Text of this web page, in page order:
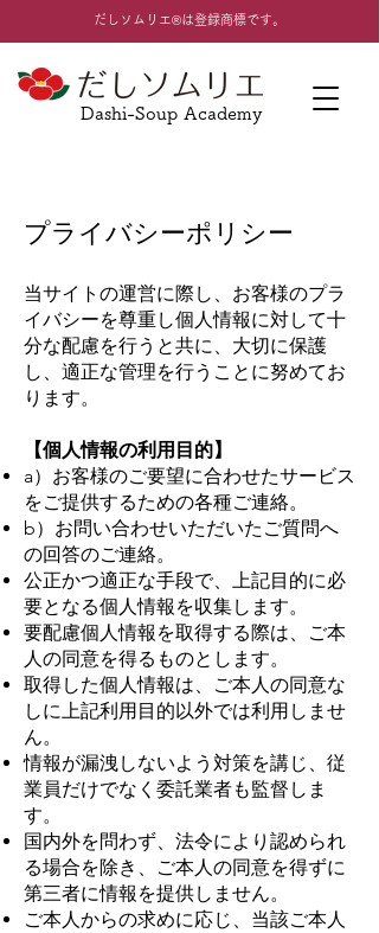
​だしソムリエ®は登録商標です。
Dashi-Soup Academy
プライバシーポリシー
当サイトの運営に際し、お客様のプラ
イバシーを尊重し個人情報に対して十
分な配慮を行うと共に、大切に保護
し、適正な管理を行うことに努めてお
ります。
【個人情報の利用目的】
a）お客様のご要望に合わせたサービス
をご提供するための各種ご連絡。
b）お問い合わせいただいたご質問へ
の回答のご連絡。
公正かつ適正な手段で、上記目的に必
要となる個人情報を収集します。
要配慮個人情報を取得する際は、ご本
人の同意を得るものとします。
取得した個人情報は、ご本人の同意な
しに上記利用目的以外では利用しませ
ん。
情報が漏洩しないよう対策を講じ、従
業員だけでなく委託業者も監督しま
す。
国内外を問わず、法令により認められ
る場合を除き、ご本人の同意を得ずに
第三者に情報を提供しません。
ご本人からの求めに応じ、当該ご本人